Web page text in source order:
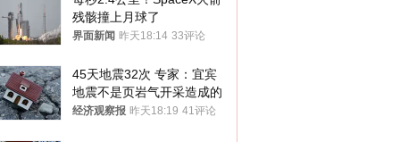
残骸撞上月球了
界面新闻 昨天18:14 33评论
45天地震32次 专家：宜宾
地震不是页岩气开采造成的
经济观察报 昨天18:19 41评论